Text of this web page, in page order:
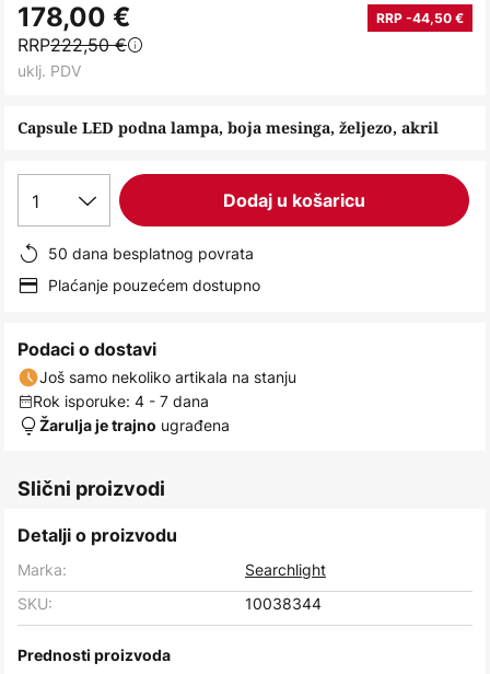
to
the
beginning
the
Capsule LED podna lampa, boja mesinga, željezo, akril
178,00 € RRP -44,50 €
RRP222,50 €
uklj. PDV
1 Dodaj u košaricu
50 dana besplatnog povrata
Plaćanje pouzećem dostupno
Podaci o dostavi
Još samo nekoliko artikala na stanju
Rok isporuke: 4 - 7 dana
Žarulja je trajno ugrađena
Slični proizvodi
Detalji o proizvodu
Marka:
Searchlight
SKU:
10038344
Prednosti proizvoda